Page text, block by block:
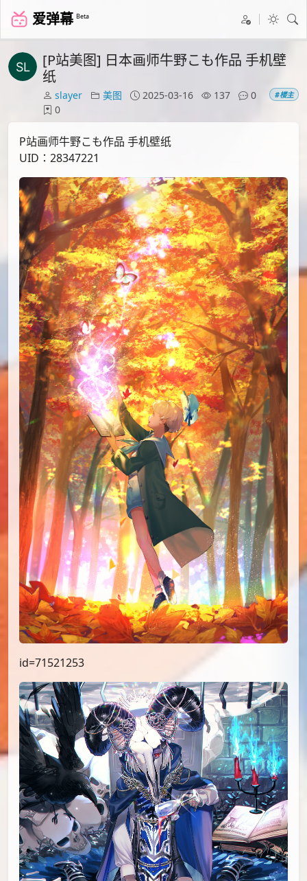
爱弹幕 Beta
[P站美图] 日本画师牛野こも作品 手机壁
纸
slayer 美图 2025-03-16 137
0
0
#楼主
P站画师牛野こも作品 手机壁纸
UID：28347221
id=71521253